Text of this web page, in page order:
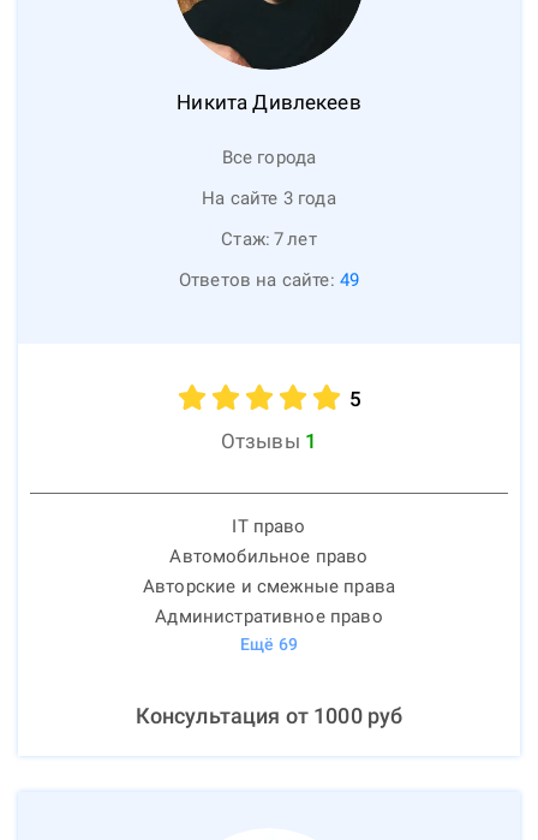
Никита Дивлекеев
Все города
На сайте 3 года
Стаж: 7лет
Ответов на сайте: 49
5
Отзывы 1
IT право
Автомобильное право
Авторские и смежные права
Административное право
Ещё 69
Консультация от 1000руб